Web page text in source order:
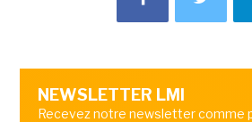
NEWSLETTER LMI
Recevez notre newsletter comme